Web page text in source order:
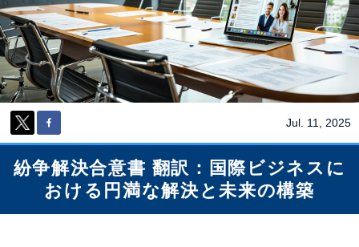
Jul. 11, 2025
紛争解決合意書 翻訳：国際ビジネスに
おける円満な解決と未来の構築